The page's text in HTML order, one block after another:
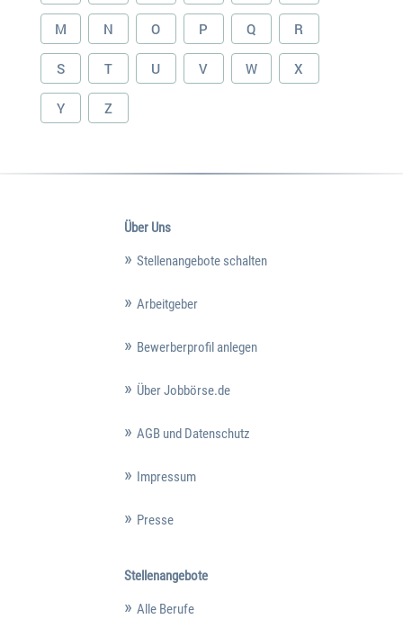
M N O P Q R
S T U V W X
Y Z
Über Uns
Stellenangebote schalten
Arbeitgeber
Bewerberprofil anlegen
Über Jobbörse.de
AGB und Datenschutz
Impressum
Presse
Stellenangebote
Alle Berufe